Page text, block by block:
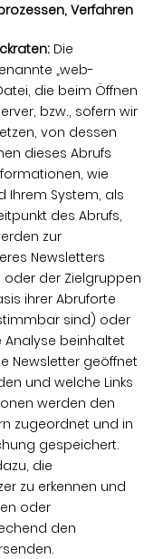
Verfahren
Die
„web-
die beim Öffnen
bzw., sofern wir
von dessen
dieses Abrufs
wie
Ihrem System, als
des Abrufs,
zur
Newsletters
der Zielgruppen
ihrer Abruforte
sind) oder
Analyse beinhaltet
Newsletter geöffnet
und welche Links
werden den
zugeordnet und in
gespeichert.
die
zu erkennen und
oder
den